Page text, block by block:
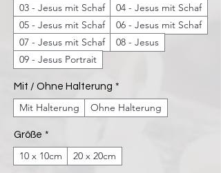
03 - Jesus mit Schaf
04 - Jesus mit Schaf
05 - Jesus mit Schaf
06 - Jesus mit Schaf
07 - Jesus mit Schaf
08 - Jesus
09 - Jesus Portrait
Mit / Ohne Halterung *
Mit Halterung Ohne Halterung
Größe *
10 x 10cm 20 x 20cm